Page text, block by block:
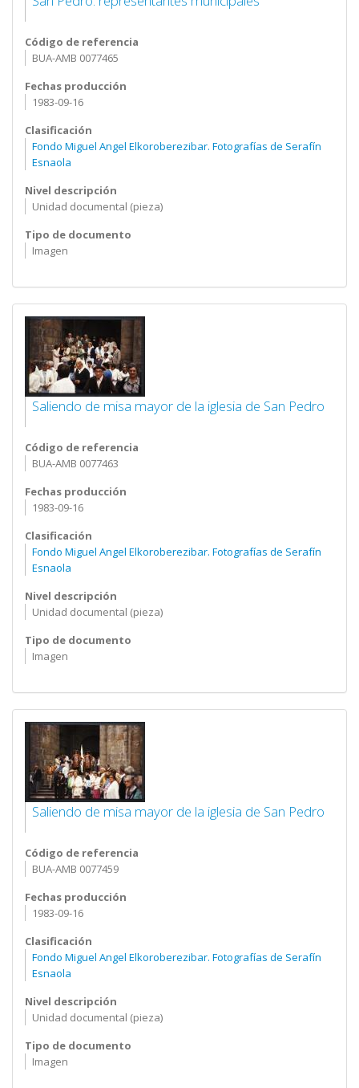
Código de referencia
BUA-AMB 0077465
Fechas producción
1983-09-16
Clasificación
Fondo Miguel Angel Elkoroberezibar. Fotografías de Serafín
Esnaola
Nivel descripción
Unidad documental (pieza)
Tipo de documento
Imagen
Saliendo de misa mayor de la iglesia de San Pedro
Código de referencia
BUA-AMB 0077463
Fechas producción
1983-09-16
Clasificación
Fondo Miguel Angel Elkoroberezibar. Fotografías de Serafín
Esnaola
Nivel descripción
Unidad documental (pieza)
Tipo de documento
Imagen
Saliendo de misa mayor de la iglesia de San Pedro
Código de referencia
BUA-AMB 0077459
Fechas producción
1983-09-16
Clasificación
Fondo Miguel Angel Elkoroberezibar. Fotografías de Serafín
Esnaola
Nivel descripción
Unidad documental (pieza)
Tipo de documento
Imagen